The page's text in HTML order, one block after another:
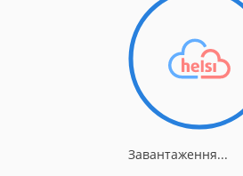
Завантаження...